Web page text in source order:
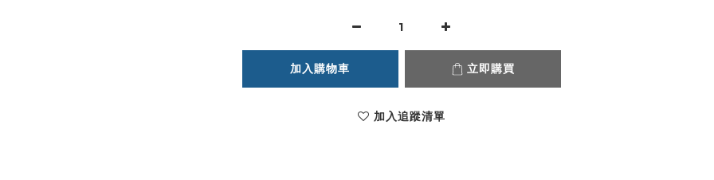
加入購物車 立即購買
加入追蹤清單